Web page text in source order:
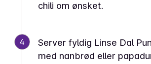
chili om ønsket.
4
Server fyldig Linse Dal
med nanbrød eller